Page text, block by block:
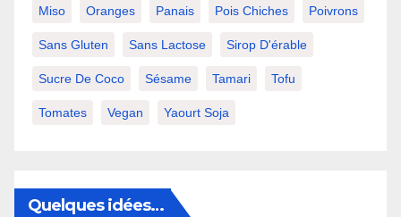
Miso Oranges Panais Pois Chiches Poivrons
Sans Gluten Sans Lactose Sirop D'érable
Sucre De Coco Sésame Tamari Tofu
Tomates Vegan Yaourt Soja
Quelques idées…